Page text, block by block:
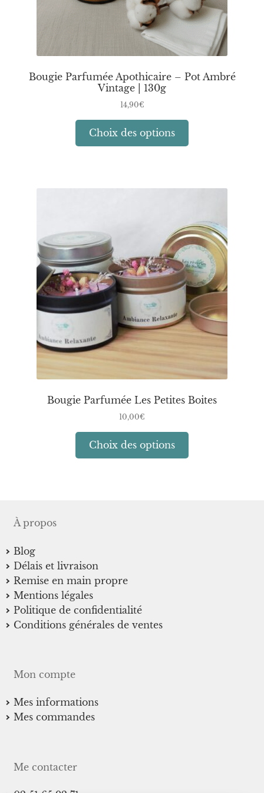
produit
Bougie Parfumée Apothicaire – Pot Ambré
Vintage | 130g
14,90€
Choix des options
Ce
peuvent
être
choisies
sur
la
page
du
produit
Bougie Parfumée Les Petites Boites
10,00€
Choix des options
Ce
À propos
Blog
Délais et livraison
Remise en main propre
Mentions légales
Politique de confidentialité
Conditions générales de ventes
Mon compte
Mes informations
Mes commandes
Me contacter